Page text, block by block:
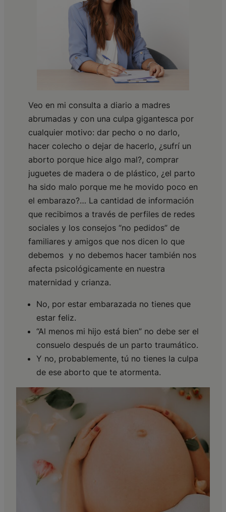
Veo en mi consulta a diario a madres
abrumadas y con una culpa gigantesca por
cualquier motivo: dar pecho o no darlo,
hacer colecho o dejar de hacerlo, ¿sufrí un
aborto porque hice algo mal?, comprar
juguetes de madera o de plástico, ¿el parto
ha sido malo porque me he movido poco en
el embarazo?… La cantidad de información
que recibimos a través de perfiles de redes
sociales y los consejos “no pedidos” de
familiares y amigos que nos dicen lo que
debemos y no debemos hacer también nos
afecta psicológicamente en nuestra
maternidad y crianza.
No, por estar embarazada no tienes que
estar feliz.
“Al menos mi hijo está bien” no debe ser el
consuelo después de un parto traumático.
Y no, probablemente, tú no tienes la culpa
de ese aborto que te atormenta.